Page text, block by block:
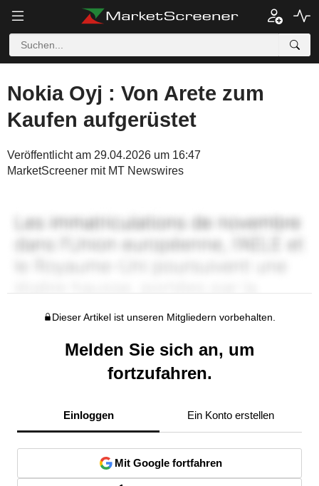
Nokia Oyj : Von Arete zum
Kaufen aufgerüstet
Veröffentlicht am 29.04.2026 um 16:47
MarketScreener mit MT Newswires
Dieser Artikel ist unseren Mitgliedern vorbehalten.
Melden Sie sich an, um
fortzufahren.
Einloggen Ein Konto erstellen
Mit Google fortfahren